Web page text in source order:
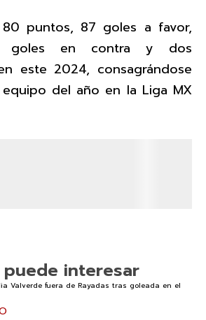
80 puntos, 87 goles a favor,
goles en contra y dos
este 2024, consagrándose
del año en la Liga MX
puede interesar